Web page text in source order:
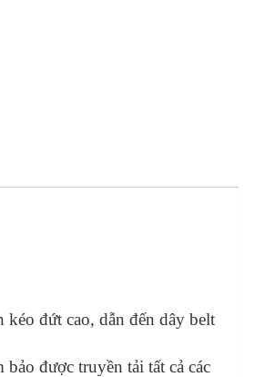
đứt cao, dẫn đến dây belt
được truyền tải tất cả các